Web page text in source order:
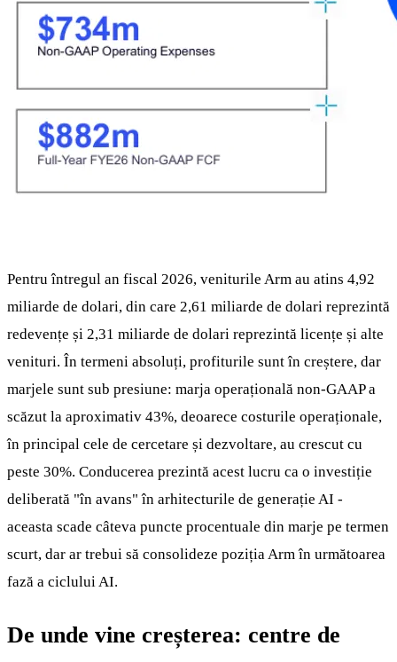
Pentru întregul an fiscal 2026, veniturile Arm au atins 4,92
miliarde de dolari, din care 2,61 miliarde de dolari reprezintă
redevențe și 2,31 miliarde de dolari reprezintă licențe și alte
venituri. În termeni absoluți, profiturile sunt în creștere, dar
marjele sunt sub presiune: marja operațională non-GAAP a
scăzut la aproximativ 43%, deoarece costurile operaționale,
în principal cele de cercetare și dezvoltare, au crescut cu
peste 30%. Conducerea prezintă acest lucru ca o investiție
deliberată "în avans" în arhitecturile de generație AI -
aceasta scade câteva puncte procentuale din marje pe termen
scurt, dar ar trebui să consolideze poziția Arm în următoarea
fază a ciclului AI.
De unde vine creșterea: centre de